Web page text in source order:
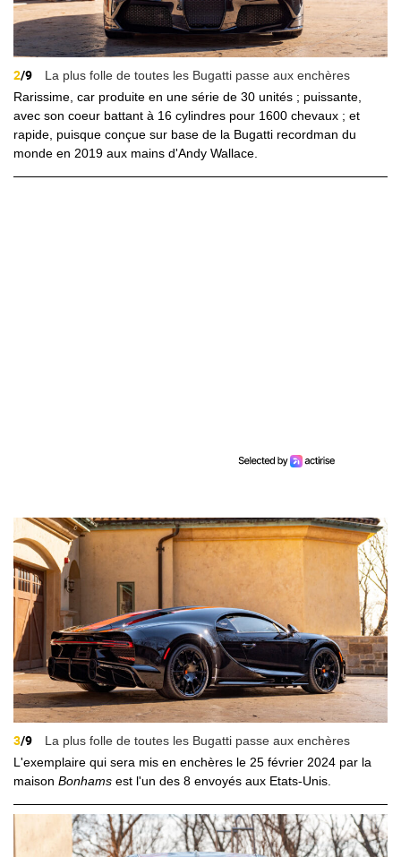
2/9
La plus folle de toutes les Bugatti passe aux enchères
Rarissime, car produite en une série de 30 unités ; puissante,
avec son coeur battant à 16 cylindres pour 1600 chevaux ; et
rapide, puisque conçue sur base de la Bugatti recordman du
monde en 2019 aux mains d'Andy Wallace.
3/9
La plus folle de toutes les Bugatti passe aux enchères
L'exemplaire qui sera mis en enchères le 25 février 2024 par la
maison Bonhams est l'un des 8 envoyés aux Etats-Unis.